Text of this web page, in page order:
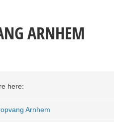
ARNHEM
here:
Arnhem